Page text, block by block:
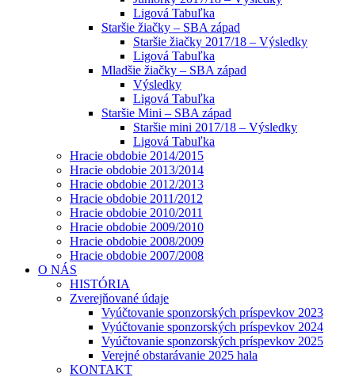
Ligová Tabuľka
Staršie žiačky – SBA západ
Staršie žiačky 2017/18 – Výsledky
Ligová Tabuľka
Mladšie žiačky – SBA západ
Výsledky
Ligová Tabuľka
Staršie Mini – SBA západ
Staršie mini 2017/18 – Výsledky
Ligová Tabuľka
Hracie obdobie 2014/2015
Hracie obdobie 2013/2014
Hracie obdobie 2012/2013
Hracie obdobie 2011/2012
Hracie obdobie 2010/2011
Hracie obdobie 2009/2010
Hracie obdobie 2008/2009
Hracie obdobie 2007/2008
O NÁS
HISTÓRIA
Zverejňované údaje
Vyúčtovanie sponzorských príspevkov 2023
Vyúčtovanie sponzorských príspevkov 2024
Vyúčtovanie sponzorských príspevkov 2025
Verejné obstarávanie 2025 hala
KONTAKT